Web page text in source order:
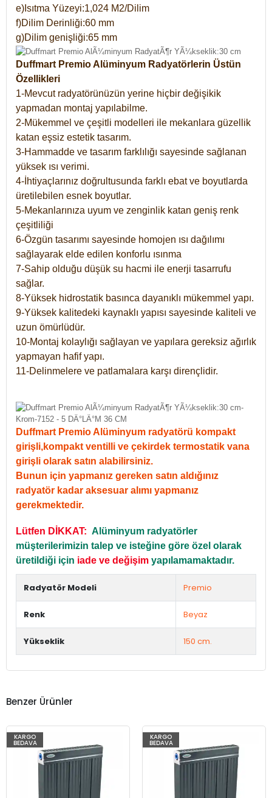
e)Isıtma Yüzeyi:1,024 M2/Dilim
f)Dilim Derinliği:60 mm
g)Dilim genişliği:65 mm
Duffmart Premio Alüminyum Radyatörlerin Üstün
Özellikleri
1-Mevcut radyatörünüzün yerine hiçbir değişikik
yapmadan montaj yapılabilme.
2-Mükemmel ve çeşitli modelleri ile mekanlara güzellik
katan eşsiz estetik tasarım.
3-Hammadde ve tasarım farklılığı sayesinde sağlanan
yüksek ısı verimi.
4-İhtiyaçlarınız doğrultusunda farklı ebat ve boyutlarda
üretilebilen esnek boyutlar.
5-Mekanlarınıza uyum ve zenginlik katan geniş renk
çeşitliliği
6-Özgün tasarımı sayesinde homojen ısı dağılımı
sağlayarak elde edilen konforlu ısınma
7-Sahip olduğu düşük su hacmi ile enerji tasarrufu
sağlar.
8-Yüksek hidrostatik basınca dayanıklı mükemmel yapı.
9-Yüksek kalitedeki kaynaklı yapısı sayesinde kaliteli ve
uzun ömürlüdür.
10-Montaj kolaylığı sağlayan ve yapılara gereksiz ağırlık
yapmayan hafif yapı.
11-Delinmelere ve patlamalara karşı dirençlidir.
Duffmart Premio Alüminyum radyatörü kompakt
girişli,kompakt ventilli ve çekirdek termostatik vana
girişli olarak satın alabilirsiniz.
Bunun için yapmanız gereken satın aldığınız
radyatör kadar aksesuar alımı yapmanız
gerekmektedir.
Lütfen DİKKAT: Alüminyum radyatörler
müşterilerimizin talep ve isteğine göre özel olarak
üretildiği için iade ve değişim yapılamamaktadır.
Radyatör Modeli Premio
Renk Beyaz
Yükseklik 150 cm.
Benzer Ürünler
KARGO
BEDAVA
KARGO
BEDAVA